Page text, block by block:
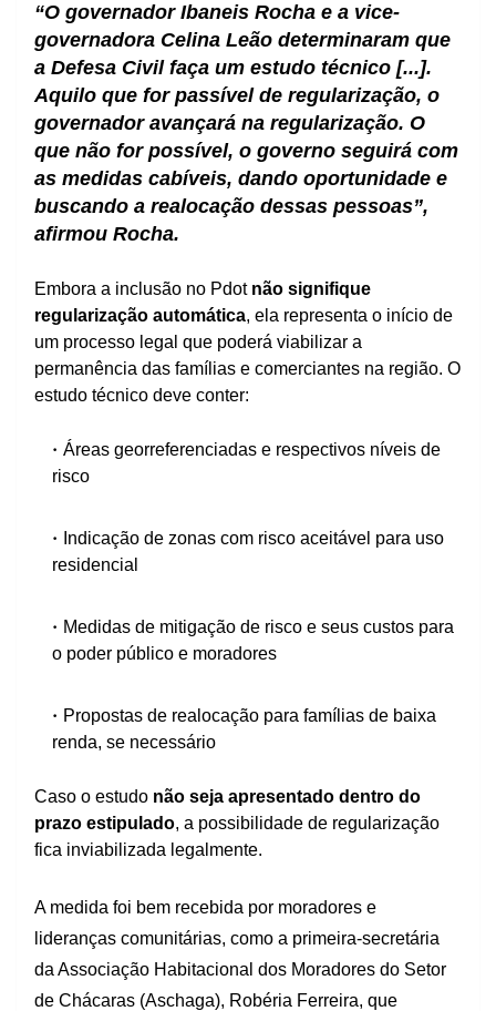
“O governador Ibaneis Rocha e a vice-
governadora Celina Leão determinaram que
a Defesa Civil faça um estudo técnico [...].
Aquilo que for passível de regularização, o
governador avançará na regularização. O
que não for possível, o governo seguirá com
as medidas cabíveis, dando oportunidade e
buscando a realocação dessas pessoas”,
afirmou Rocha.
Embora a inclusão no Pdot não signifique
regularização automática, ela representa o início de
um processo legal que poderá viabilizar a
permanência das famílias e comerciantes na região. O
estudo técnico deve conter:
Áreas georreferenciadas e respectivos níveis de
risco
Indicação de zonas com risco aceitável para uso
residencial
Medidas de mitigação de risco e seus custos para
o poder público e moradores
Propostas de realocação para famílias de baixa
renda, se necessário
Caso o estudo não seja apresentado dentro do
prazo estipulado, a possibilidade de regularização
fica inviabilizada legalmente.
A medida foi bem recebida por moradores e
lideranças comunitárias, como a primeira-secretária
da Associação Habitacional dos Moradores do Setor
de Chácaras (Aschaga), Robéria Ferreira, que